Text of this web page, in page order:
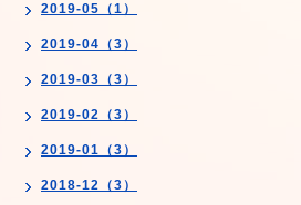
2019-05（1）
2019-04（3）
2019-03（3）
2019-02（3）
2019-01（3）
2018-12（3）